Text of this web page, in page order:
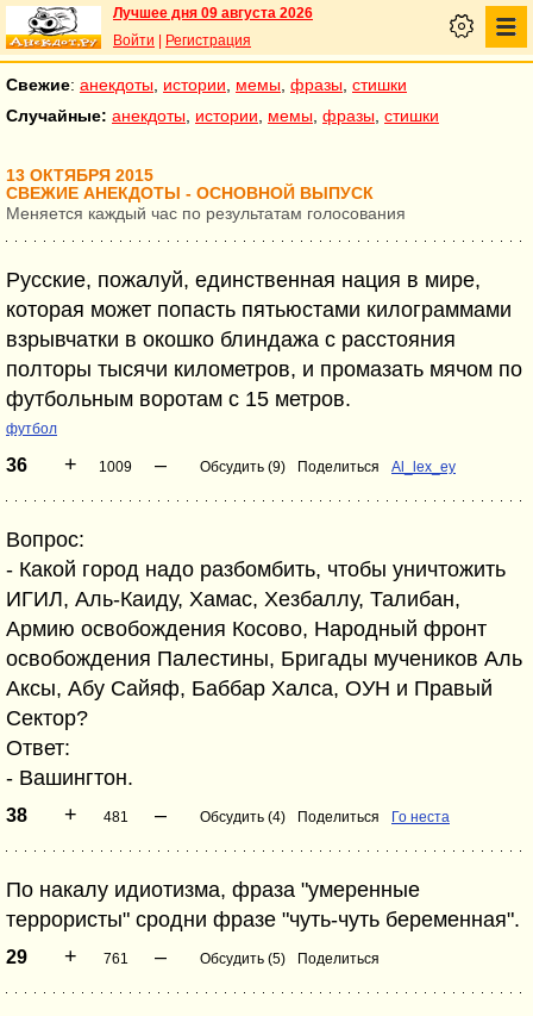
Лучшее дня 09 августа 2026
Войти
Регистрация
Свежие: анекдоты истории мемы фразы стишки
Случайные: анекдоты истории мемы фразы стишки
13 ОКТЯБРЯ 2015
СВЕЖИЕ АНЕКДОТЫ - ОСНОВНОЙ ВЫПУСК
Меняется каждый час по результатам голосования
Русские, пожалуй, единственная нация в мире,
которая может попасть пятьюстами килограммами
взрывчатки в окошко блиндажа с расстояния
полторы тысячи километров, и промазать мячом по
футбольным воротам с 15 метров.
футбол
36 + 1009 – Обсудить (9) Поделиться Al_lex_ey
Вопрос:
- Какой город надо разбомбить, чтобы уничтожить
ИГИЛ, Аль-Каиду, Хамас, Хезбаллу, Талибан,
Армию освобождения Косово, Народный фронт
освобождения Палестины, Бригады мучеников Аль
Аксы, Абу Сайяф, Баббар Халса, ОУН и Правый
Сектор?
Ответ:
- Вашингтон.
38 + 481 – Обсудить (4) Поделиться Го неста
По накалу идиотизма, фраза "умеренные
террористы" сродни фразе "чуть-чуть беременная".
29 + 761 – Обсудить (5) Поделиться